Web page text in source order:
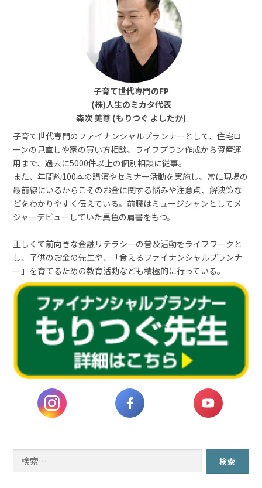
子育て世代専門のFP
(株)人生のミカタ代表
森次 美尊 (もりつぐ よしたか)
子育て世代専門のファイナンシャルプランナーとして、住宅ロ
ーンの見直しや家の買い方相談、ライフプラン作成から資産運
用まで、過去に5000件以上の個別相談に従事。
また、年間約100本の講演やセミナー活動を実施し、常に現場の
最前線にいるからこそのお金に関する悩みや注意点、解決策な
どをわかりやすく伝えている。前職はミュージシャンとしてメ
ジャーデビューしていた異色の肩書をもつ。
正しくて前向きな金融リテラシーの普及活動をライフワークと
し、子供のお金の先生や、「食えるファイナンシャルプランナ
ー」を育てるための教育活動なども積極的に行っている。
索: